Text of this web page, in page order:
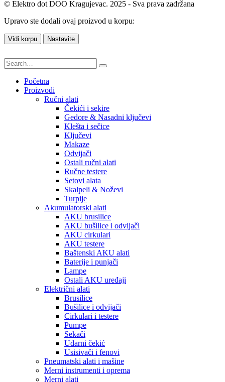
© Elektro dot DOO Kragujevac. 2025 - Sva prava zadržana
Upravo ste dodali ovaj proizvod u korpu:
Vidi korpu Nastavite
Početna
Proizvodi
Ručni alati
Čekići i sekire
Gedore & Nasadni ključevi
Klešta i sečice
Ključevi
Makaze
Odvijači
Ostali ručni alati
Ručne testere
Setovi alata
Skalpeli & Noževi
Turpije
Akumulatorski alati
AKU brusilice
AKU bušilice i odvijači
AKU cirkulari
AKU testere
Baštenski AKU alati
Baterije i punjači
Lampe
Ostali AKU uređaji
Električni alati
Brusilice
Bušilice i odvijači
Cirkulari i testere
Pumpe
Sekači
Udarni čekić
Usisivači i fenovi
Pneumatski alati i mašine
Merni instrumenti i oprema
Merni alati